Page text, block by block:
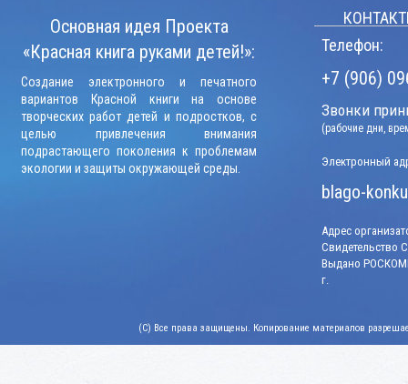
Основная идея Проекта
«Красная книга руками детей!»:
Создание электронного и печатного
вариантов Красной книги на основе
творческих работ детей и подростков, с
целью привлечения внимания
подрастающего поколения к проблемам
экологии и защиты окружающей среды.
Телефон:
+7 (906)
Звонки
(рабочие дни,
Электронный
blago-
Адрес
Свидетельство
Выдано
г.
(C) Все права защищены. Копирование материалов